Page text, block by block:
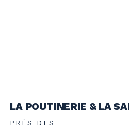
LA POUTINERIE & LA
PRÈS DES